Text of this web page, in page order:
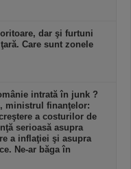
dar şi furtuni
Care sunt zonele
intrată în junk ?
ministrul finanţelor:
a costurilor de
serioasă asupra
a inflaţiei şi asupra
Ne-ar băga în